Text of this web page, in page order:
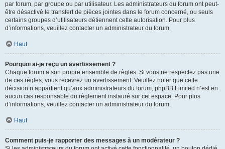
par forum, par groupe ou par utilisateur. Les administrateurs du forum ont peut-
être désactivé le transfert de pièces jointes dans le forum concerné, ou seuls
certains groupes d’utilisateurs détiennent cette autorisation. Pour plus
d’informations, veuillez contacter un administrateur du forum.
Haut
Pourquoi ai-je reçu un avertissement ?
Chaque forum a son propre ensemble de règles. Si vous ne respectez pas une
de ces règles, vous recevrez un avertissement. Veuillez noter que cette
décision n’appartient qu’aux administrateurs du forum, phpBB Limited n’est en
aucun cas responsable du règlement instauré sur cet espace. Pour plus
d’informations, veuillez contacter un administrateur du forum.
Haut
Comment puis-je rapporter des messages à un modérateur ?